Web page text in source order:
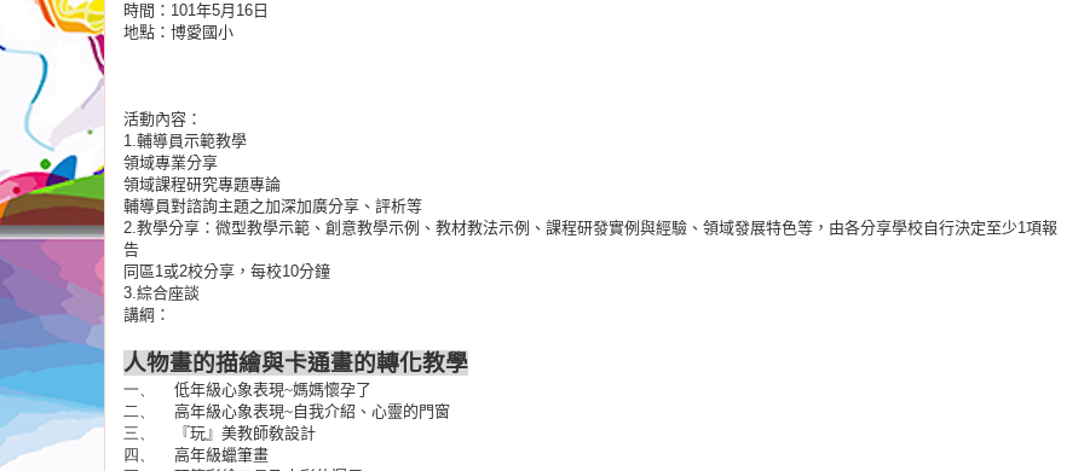
時間：101年5月16日
地點：博愛國小
活動內容：
1.輔導員示範教學
領域專業分享
領域課程研究專題專論
輔導員對諮詢主題之加深加廣分享、評析等
2.教學分享：微型教學示範、創意教學示例、教材教法示例、課程研發實例與經驗、領域發展特色等，由各分享學校自行決定至少1項報
告
同區1或2校分享，每校10分鐘
3.綜合座談
講綱：
人物畫的描繪與卡通畫的轉化教學
一、 低年級心象表現~媽媽懷孕了
二、
高年級心象表現~自我介紹、心靈的門窗
三、
『玩』美教師敎設計
四、
高年級蠟筆畫